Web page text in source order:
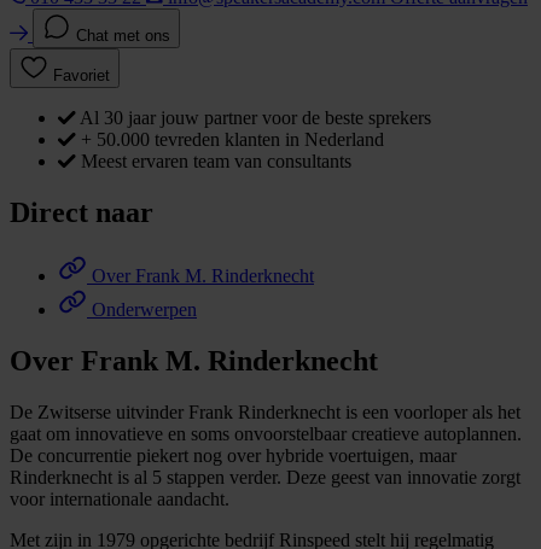
Chat met ons
Favoriet
Al 30 jaar jouw partner voor de beste sprekers
+ 50.000 tevreden klanten in Nederland
Meest ervaren team van consultants
Direct naar
Over Frank M. Rinderknecht
Onderwerpen
Over Frank M. Rinderknecht
De Zwitserse uitvinder Frank Rinderknecht is een voorloper als het
gaat om innovatieve en soms onvoorstelbaar creatieve autoplannen.
De concurrentie piekert nog over hybride voertuigen, maar
Rinderknecht is al 5 stappen verder. Deze geest van innovatie zorgt
voor internationale aandacht.
Met zijn in 1979 opgerichte bedrijf Rinspeed stelt hij regelmatig